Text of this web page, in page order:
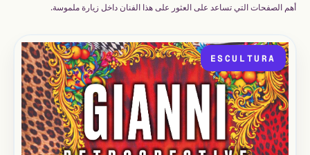
أهم الصفحات التي تساعد على العثور على هذا الفنان داخل زيارة ملموسة.
ESCULTURA